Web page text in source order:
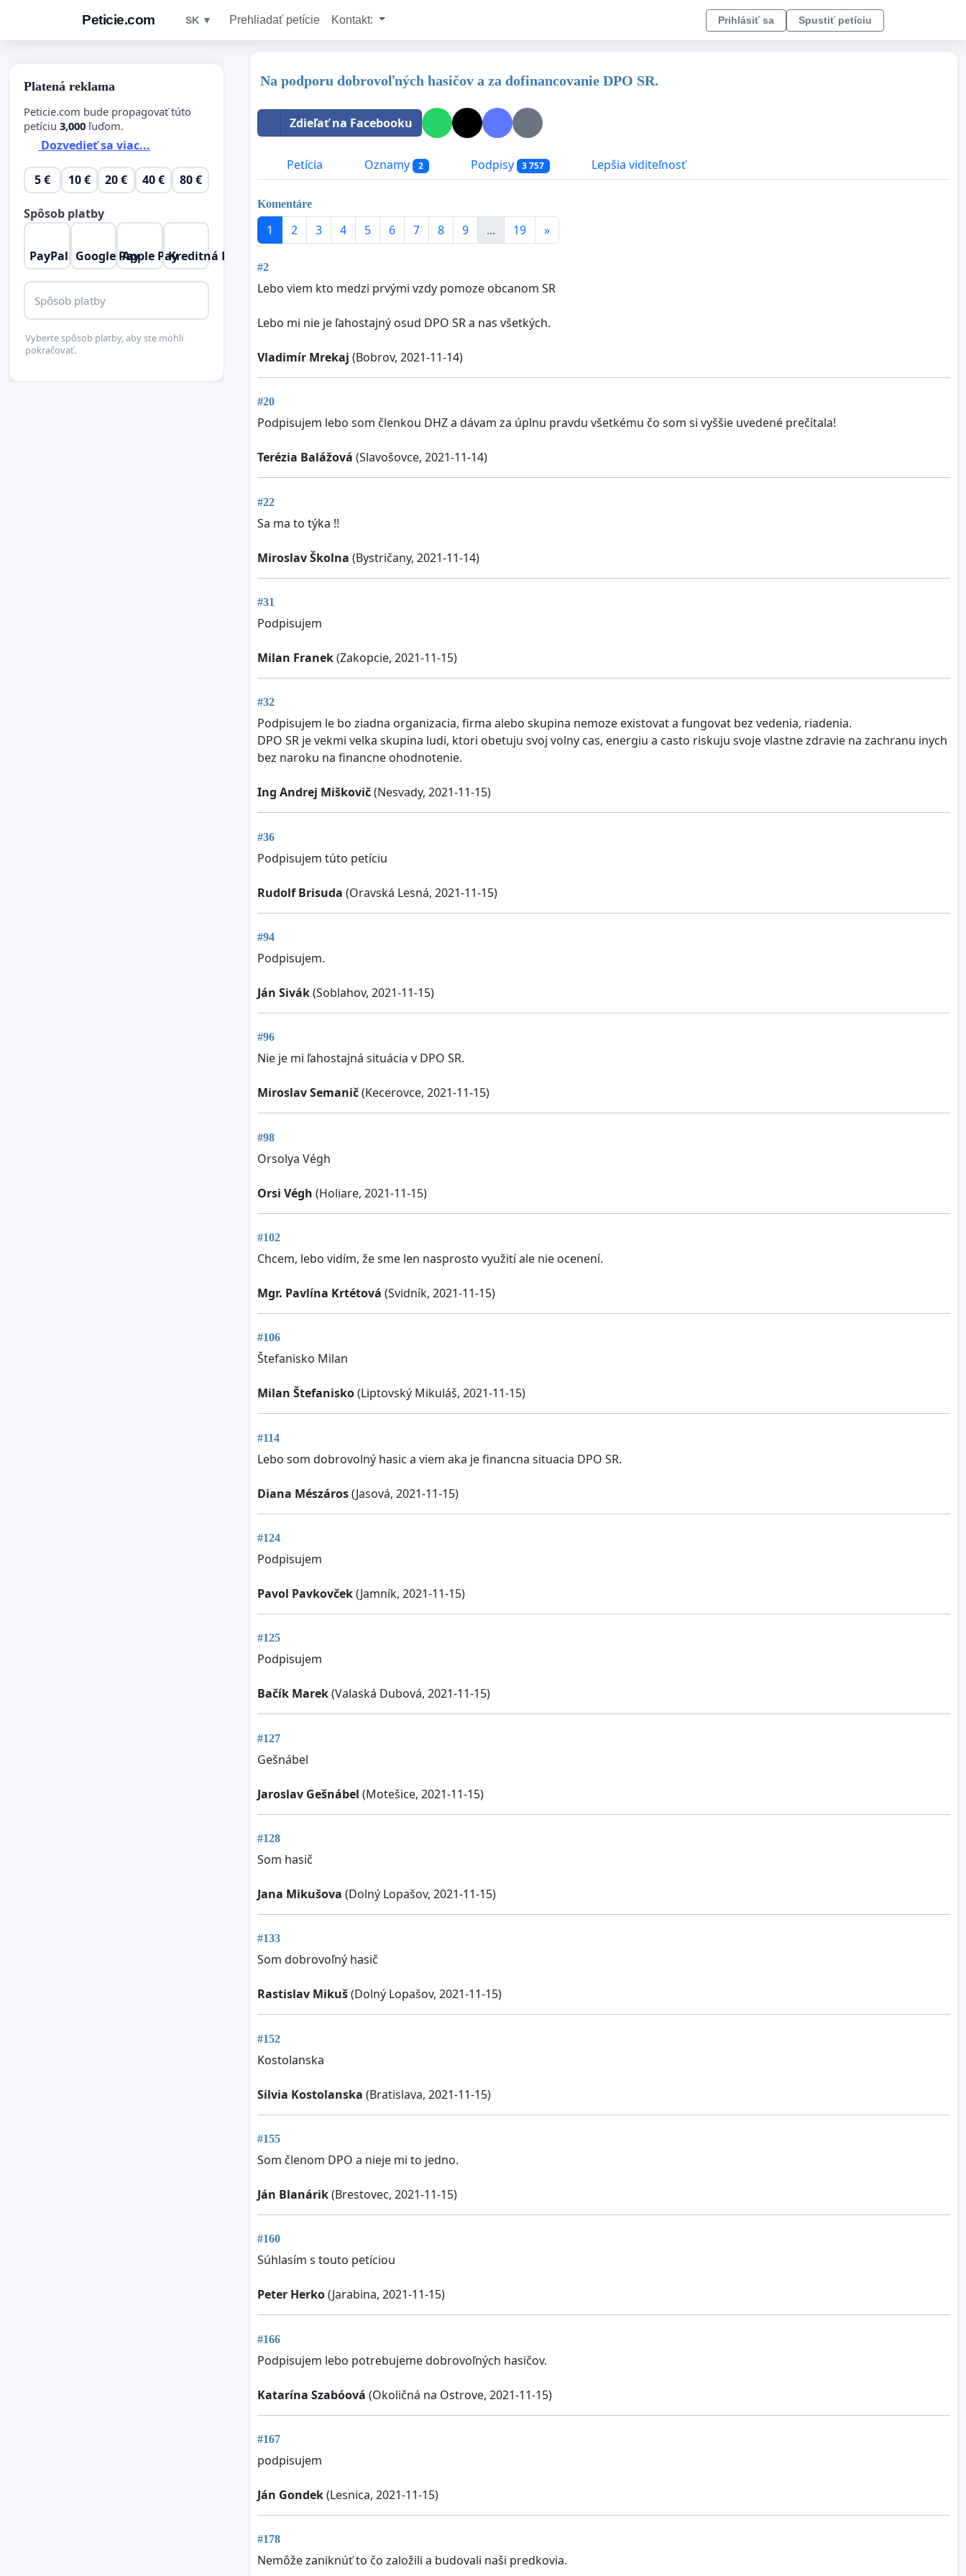
Peticie.com SK ▼ Prehliadať petície Kontakt: Prihlásiť sa Spustiť petíciu
Na podporu dobrovoľných hasičov a za dofinancovanie DPO SR.
Zdieľať na Facebooku
Petícia Oznamy 2 Podpisy 3 757 Lepšia viditeľnosť
Komentáre
1 2 3 4 5 6 7 8 9 ... 19 »
#2
Lebo viem kto medzi prvými vzdy pomoze obcanom SR
Lebo mi nie je ľahostajný osud DPO SR a nas všetkých.
Vladimír Mrekaj (Bobrov, 2021-11-14)
#20
Podpisujem lebo som členkou DHZ a dávam za úplnu pravdu všetkému čo som si vyššie uvedené prečítala!
Terézia Balážová (Slavošovce, 2021-11-14)
#22
Sa ma to týka !!
Miroslav Školna (Bystričany, 2021-11-14)
#31
Podpisujem
Milan Franek(Zakopcie, 2021-11-15)
#32
Podpisujem le bo ziadna organizacia, firma alebo skupina nemoze existovat a fungovat bez vedenia, riadenia.
DPO SR je vekmi velka skupina ludi, ktori obetuju svoj volny cas, energiu a casto riskuju svoje vlastne zdravie na zachranu inych
bez naroku na financne ohodnotenie.
Ing Andrej Miškovič(Nesvady, 2021-11-15)
#36
Podpisujem túto petíciu
Rudolf Brisuda (Oravská Lesná, 2021-11-15)
#94
Podpisujem.
Ján Sivák(Soblahov, 2021-11-15)
#96
Nie je mi ľahostajná situácia v DPO SR.
Miroslav Semanič(Kecerovce, 2021-11-15)
#98
Orsolya Végh
Orsi Végh (Holiare, 2021-11-15)
#102
Chcem, lebo vidím, že sme len nasprosto využití ale nie ocenení.
Mgr. Pavlína Krtétová (Svidník, 2021-11-15)
#106
Štefanisko Milan
Milan Štefanisko(Liptovský Mikuláš, 2021-11-15)
#114
Lebo som dobrovolný hasic a viem aka je financna situacia DPO SR.
Diana Mészáros(Jasová, 2021-11-15)
#124
Podpisujem
Pavol Pavkovček(Jamník, 2021-11-15)
#125
Podpisujem
Bačík Marek(Valaská Dubová, 2021-11-15)
#127
Gešnábel
Jaroslav Gešnábel (Motešice, 2021-11-15)
#128
Som hasič
Jana Mikušova (Dolný Lopašov, 2021-11-15)
#133
Som dobrovoľný hasič
Rastislav Mikuš(Dolný Lopašov, 2021-11-15)
#152
Kostolanska
Silvia Kostolanska (Bratislava, 2021-11-15)
#155
Som členom DPO a nieje mi to jedno.
Ján Blanárik(Brestovec, 2021-11-15)
#160
Súhlasím s touto petíciou
Peter Herko(Jarabina, 2021-11-15)
#166
Podpisujem lebo potrebujeme dobrovoľných hasičov.
Katarína Szabóová (Okoličná na Ostrove, 2021-11-15)
#167
podpisujem
Ján Gondek(Lesnica, 2021-11-15)
#178
Nemôže zaniknúť to čo založili a budovali naši predkovia.
Platená reklama
Peticie.com bude propagovať túto
petíciu 3,000 ľuďom.
Dozvedieť sa viac...
5 € 10 € 20 € 40 € 80 €
Spôsob platby
PayPal Google PayApple PayKreditná Karta
Spôsob platby
Vyberte spôsob platby, aby ste mohli
pokračovať.